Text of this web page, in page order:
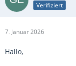
Verifiziert
7. Januar 2026
Hallo,